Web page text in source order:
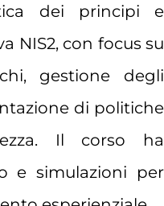
dei principi e
NIS2, con focus su
gestione degli
di politiche
Il corso ha
e simulazioni per